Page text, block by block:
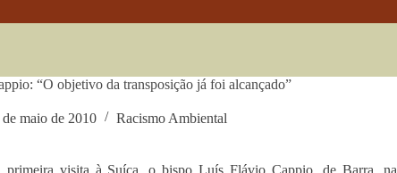
“O objetivo da transposição já foi alcançado”
de maio de 2010 Racismo Ambiental
primeira visita à Suíça, o bispo Luís Flávio Cappio, de Barra, na